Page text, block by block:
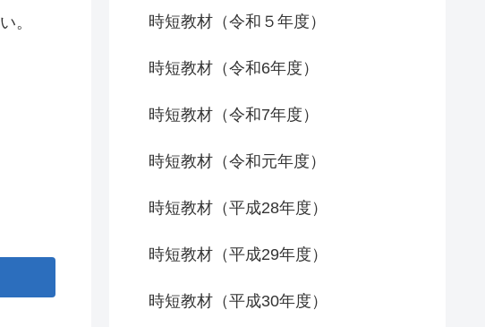
。
時短教材（令和５年度）
時短教材（令和6年度）
時短教材（令和7年度）
時短教材（令和元年度）
時短教材（平成28年度）
時短教材（平成29年度）
時短教材（平成30年度）